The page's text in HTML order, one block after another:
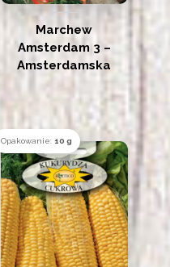
Marchew
Amsterdam 3 –
Amsterdamska
Opakowanie: 10 g